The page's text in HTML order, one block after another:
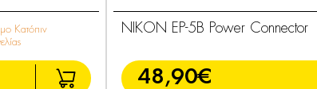
Κατόπιν
NIKON EP-5B Power Connector
48,90€